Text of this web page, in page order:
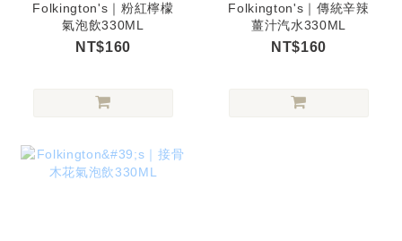
Folkington's｜粉紅檸檬
氣泡飲330ML
NT$160
Folkington's｜傳統辛辣
薑汁汽水330ML
NT$160